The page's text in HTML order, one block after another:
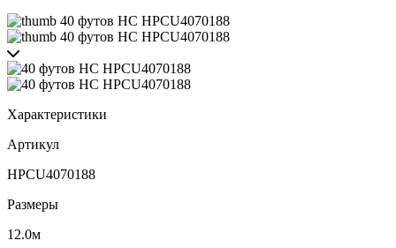
Характеристики
Артикул
HPCU4070188
Размеры
12.0м